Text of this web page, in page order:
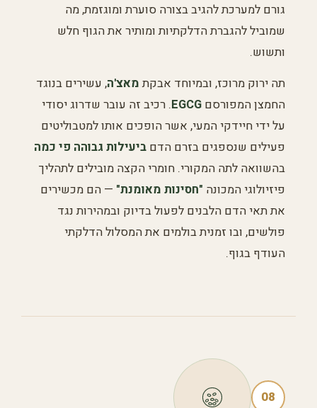
גורם למערכת להגיב בצורה סוערת ומוגזמת, מה
שמוביל להגברת הדלקתיות ומותיר את הגוף חלש
ותשוש.
תה ירוק מרוכז, ובמיוחד אבקתמאצ'ה, עשירים בנוגד
החמצן המפורסם EGCG. רכיב זה עובר שדרוג יסודי
על ידי חיידקי המעי, אשר הופכים אותו למטבוליטים
פעילים שנספגים בזרם הדם ביעילות גבוהה פי כמה
בהשוואה לתה המקורי. חומרי הקצה מובילים לתהליך
פיזיולוגי המכונה "חסינות מאומנת" — הם מכשירים
את תאי הדם הלבנים לפעול בדיוק ובמהירות נגד
פולשים, ובו זמנית בולמים את המסלול הדלקתי
העודף בגוף.
08